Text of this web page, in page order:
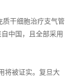
质干细胞治疗支气管
中国，且全部采用
将被证实。复旦大